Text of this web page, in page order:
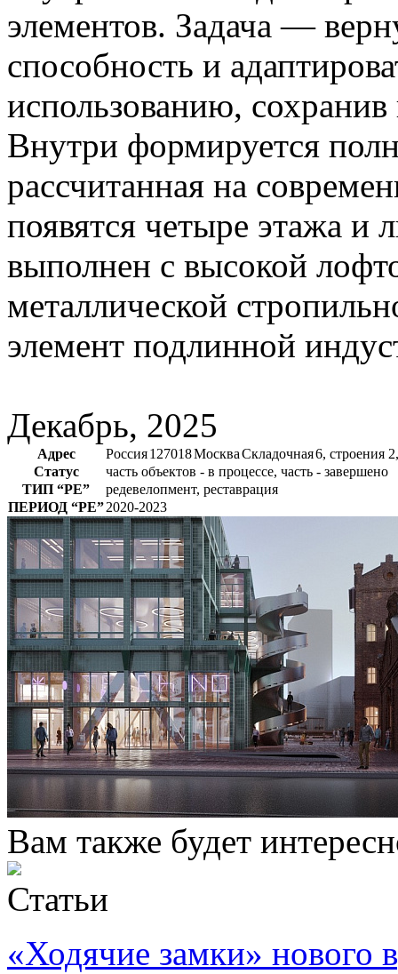
элементов. Задача —
способность и
использованию,
Внутри формируется
рассчитанная на
появятся четыре этажа и
выполнен с высокой
металлической
элемент подлинной
Декабрь, 2025
Адрес Россия127018МоскваСкладочная6, строения
Статус
часть объектов - в процессе, часть - завершено
ТИП “РЕ”
редевелопмент, реставрация
ПЕРИОД “РЕ”2020-2023
Вам также будет
Статьи
«Ходячие замки» нового